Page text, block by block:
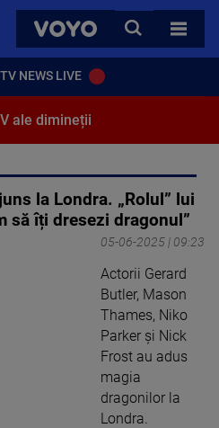
VOYO
CAUTA
TOATE
NEWS LIVE
ale dimineții
la Londra. „Rolul” lui
să îți dresezi dragonul”
05-06-2025 | 09:23
Actorii Gerard
Butler, Mason
Thames, Niko
Parker și Nick
Frost au adus
magia
dragonilor la
Londra.